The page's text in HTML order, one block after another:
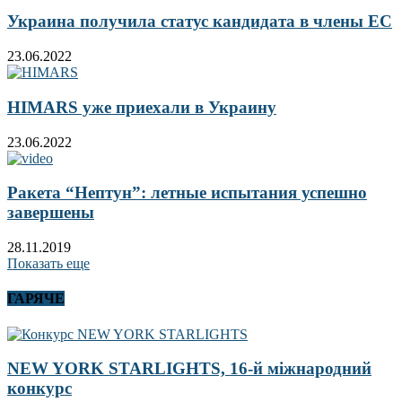
Украина получила статус кандидата в члены ЕС
23.06.2022
HIMARS уже приехали в Украину
23.06.2022
Ракета “Нептун”: летные испытания успешно
завершены
28.11.2019
Показать еще
ГАРЯЧЕ
NEW YORK STARLIGHTS, 16-й міжнародний
конкурс